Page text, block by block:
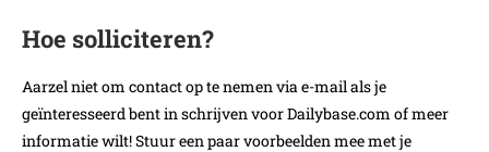
Hoe solliciteren?
Aarzel niet om contact op te nemen via e-mail als je
geïnteresseerd bent in schrijven voor Dailybase.com of meer
informatie wilt! Stuur een paar voorbeelden mee met je